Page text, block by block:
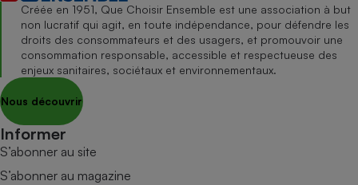
Créée en 1951, Que Choisir Ensemble est une association à but
non lucratif qui agit, en toute indépendance, pour défendre les
droits des consommateurs et des usagers, et promouvoir une
consommation responsable, accessible et respectueuse des
enjeux sanitaires, sociétaux et environnementaux.
Nous découvrir
Informer
S’abonner au site
S’abonner au magazine